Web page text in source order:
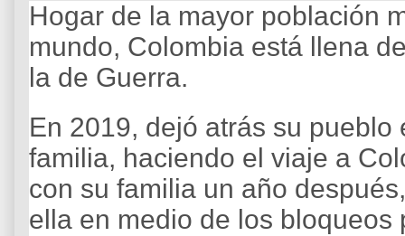
Hogar de la mayor población
mundo, Colombia está llena
la de Guerra.
En 2019, dejó atrás su
familia, haciendo el viaje a
con su familia un año
ella en medio de los bloqueos